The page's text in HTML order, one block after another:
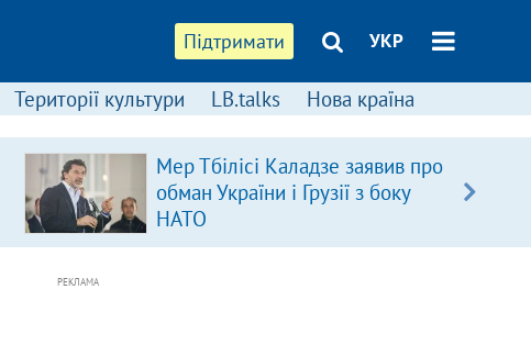
Підтримати УКР
Території культури LB.talks Нова країна
Мер Тбілісі Каладзе заявив про
обман України і Грузії з боку
НАТО
РЕКЛАМА